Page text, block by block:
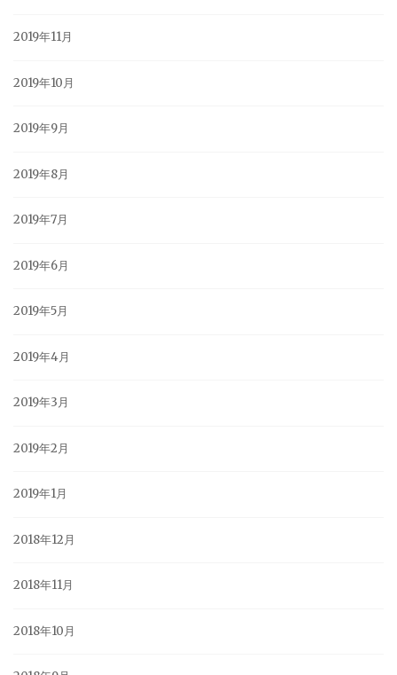
2019年11月
2019年10月
2019年9月
2019年8月
2019年7月
2019年6月
2019年5月
2019年4月
2019年3月
2019年2月
2019年1月
2018年12月
2018年11月
2018年10月